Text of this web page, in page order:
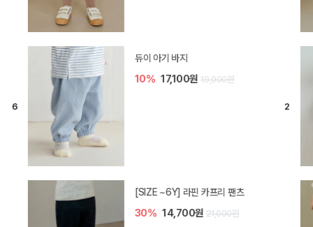
듀이 아기 바지
10% 17,100원 19,000원
[SIZE ~6Y] 라핀 카프리 팬츠
30% 14,700원 21,000원